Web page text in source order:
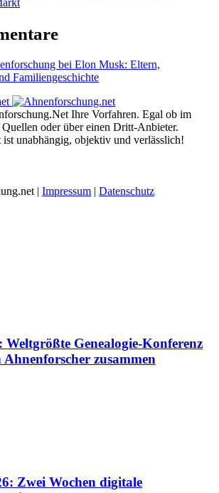
bei Elon Musk: Eltern,
Familiengeschichte
Ihre Vorfahren. Egal ob im
oder über einen Dritt-Anbieter.
unabhängig, objektiv und verlässlich!
| Impressum Datenschutz
Weltgrößte Genealogie-Konferenz
zusammen
Zwei Wochen digitale